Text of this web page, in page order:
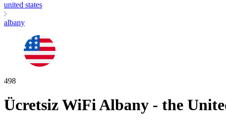
united states
albany
498
Ücretsiz WiFiAlbany - the